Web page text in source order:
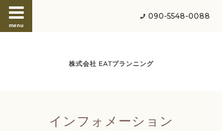
menu
090-5548-0088
株式会社 EATプランニング
インフォメーション